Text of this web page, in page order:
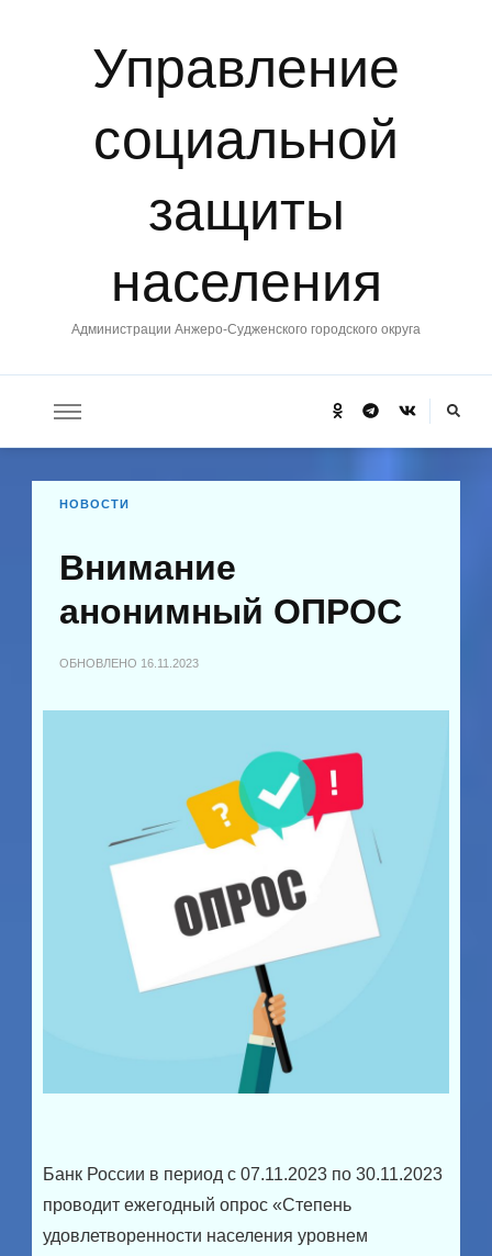
Управление
социальной
защиты
населения
Администрации Анжеро-Судженского городского округа
НОВОСТИ
Внимание
анонимный ОПРОС
ОБНОВЛЕНО 16.11.2023
Банк России в период с 07.11.2023 по 30.11.2023
проводит ежегодный опрос «Степень
удовлетворенности населения уровнем